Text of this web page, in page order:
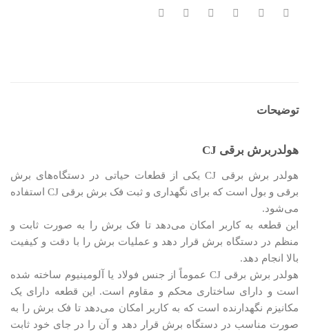
توضیحات
هولدربرش برقی CJ
هولدر برش برقی CJ یکی از قطعات حیاتی در دستگاه‌های برش
برقی و بول است که برای نگهداری و ثبت فک برش برقی CJ استفاده
می‌شود.
این قطعه به کاربر امکان می‌دهد تا فک برش را به صورت ثابت و
منظم در دستگاه برش قرار دهد و عملیات برش را با دقت و کیفیت
بالا انجام دهد.
هولدر برش برقی CJ عموماً از جنس فولاد یا آلومینیوم ساخته شده
است و دارای ساختاری محکم و مقاوم است. این قطعه دارای یک
مکانیزم نگهدارنده است که به کاربر امکان می‌دهد تا فک برش را به
صورت مناسب در دستگاه برش قرار دهد و آن را در جای خود ثابت